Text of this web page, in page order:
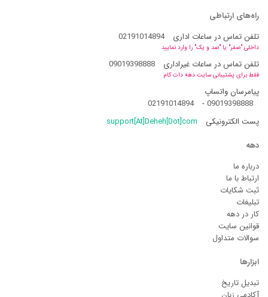
راه‌های ارتباطی
تلفن تماس در ساعات اداری
02191014894
داخلی "صفر" یا "صد و یک" را وارد نمایید
تلفن تماس در ساعات غیراداری 09019398888
فقط برای پشتیبانی سایت دهه دات کام
پیامرسان واتساپ
09019398888
-
02191014894
پست الکترونیکی
support[At]Deheh[Dot]com
دهه
درباره ما
ارتباط با ما
ثبت شکایات
تبلیغات
کار در دهه
قوانین سایت
سوالات متداول
ابزارها
تبدیل تاریخ